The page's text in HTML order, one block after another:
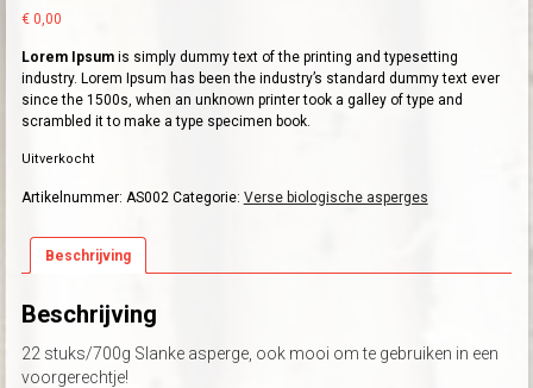
€0,00
Lorem Ipsumis simply dummy text of the printing and typesetting
industry. Lorem Ipsum has been the industry’s standard dummy text ever
since the 1500s, when an unknown printer took a galley of type and
scrambled it to make a type specimen book.
Uitverkocht
Artikelnummer: AS002 Categorie: Verse biologische asperges
Beschrijving
Beschrijving
22 stuks/700g Slanke asperge, ook mooi om te gebruiken in een
voorgerechtje!